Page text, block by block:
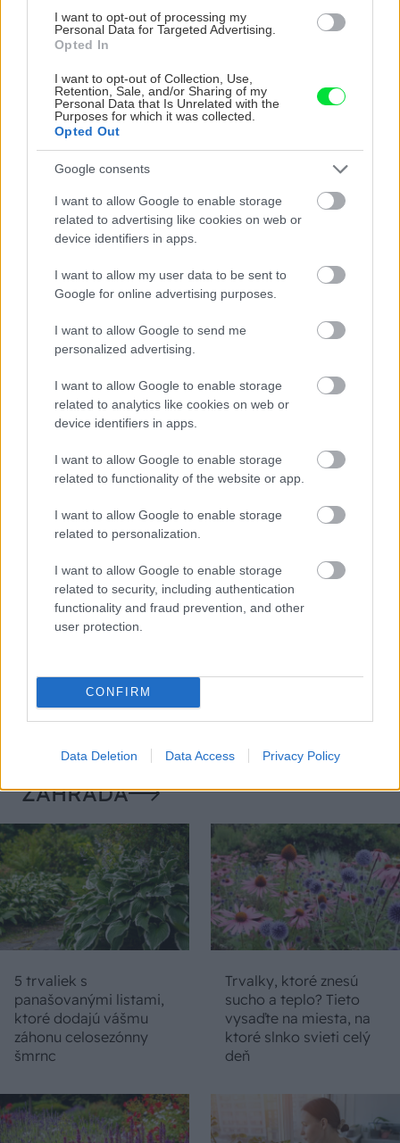
I want to opt-out of processing my
Personal Data for Targeted Advertising.
Opted In
I want to opt-out of Collection, Use,
Retention, Sale, and/or Sharing of my
Personal Data that Is Unrelated with the
Purposes for which it was collected.
Opted Out
Google consents
I want to allow Google to enable storage
related to advertising like cookies on web or
device identifiers in apps.
I want to allow my user data to be sent to
Google for online advertising purposes.
I want to allow Google to send me
personalized advertising.
I want to allow Google to enable storage
related to analytics like cookies on web or
device identifiers in apps.
I want to allow Google to enable storage
related to functionality of the website or app.
I want to allow Google to enable storage
related to personalization.
I want to allow Google to enable storage
related to security, including authentication
functionality and fraud prevention, and other
user protection.
CONFIRM
Data Deletion Data Access Privacy Policy
Inteligentná domácnosť
znamená pohodlie a
bezpečnosť. Pozrite sa na
bývanie budúcnosti!
VIDEO
ktorá pritiahne pohľady?
Vyrobte si takéto masívne
orechové svietidlo
potrubia v
ZÁHRADA
5 trvaliek s
panašovanými listami,
ktoré dodajú vášmu
záhonu celosezónny
šmrnc
Trvalky, ktoré znesú
sucho a teplo? Tieto
vysaďte na miesta, na
ktoré slnko svieti celý
deň